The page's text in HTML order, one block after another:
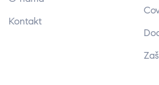
Kontakt